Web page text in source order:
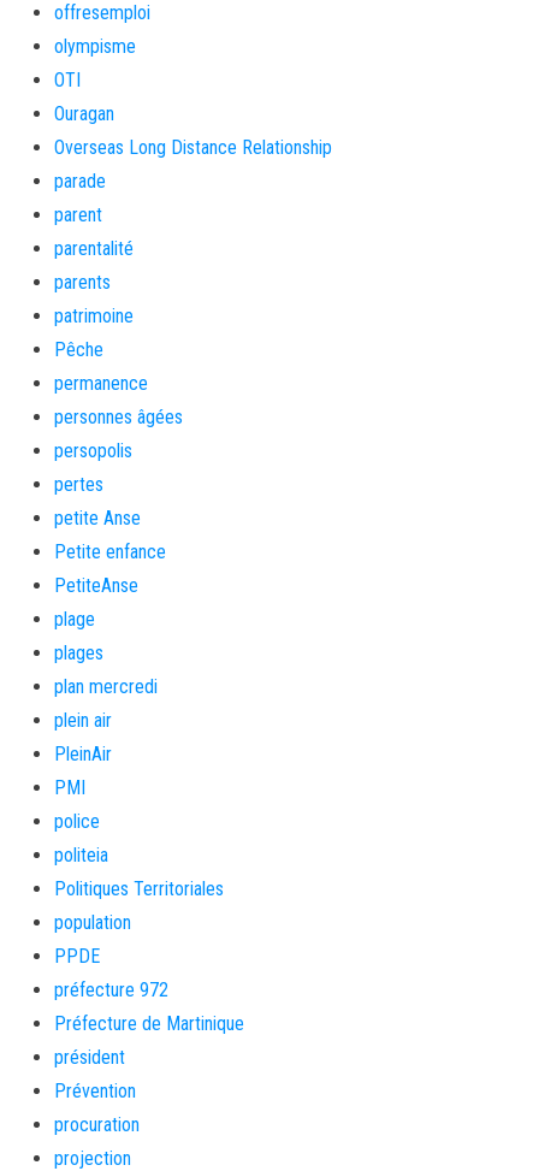
offresemploi
olympisme
OTI
Ouragan
Overseas Long Distance Relationship
parade
parent
parentalité
parents
patrimoine
Pêche
permanence
personnes âgées
persopolis
pertes
petite Anse
Petite enfance
PetiteAnse
plage
plages
plan mercredi
plein air
PleinAir
PMI
police
politeia
Politiques Territoriales
population
PPDE
préfecture 972
Préfecture de Martinique
président
Prévention
procuration
projection